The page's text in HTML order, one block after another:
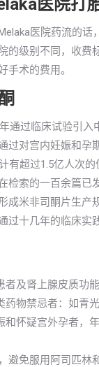
医院打
医院药流的
的级别不同，收费
手术的费用。
通过临床试验引
过对宫内妊娠和孕
有超过1.5亿人次
检索的一百余篇已
成米非司酮片生产
过十几年的临床实
及肾上腺皮质功能
药物禁忌者：如青
和怀疑宫外孕者，
避免服用阿司匹林